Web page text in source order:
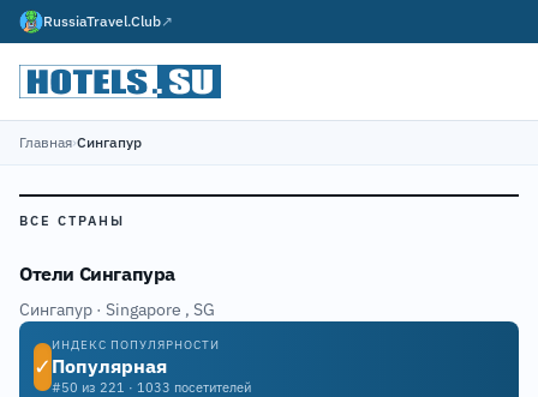
RussiaTravel.Club↗
Главная›Сингапур
ВСЕ СТРАНЫ
Отели Сингапура
Сингапур · Singapore , SG
✓
ИНДЕКС ПОПУЛЯРНОСТИ
Популярная
#50 из 221 · 1033 посетителей